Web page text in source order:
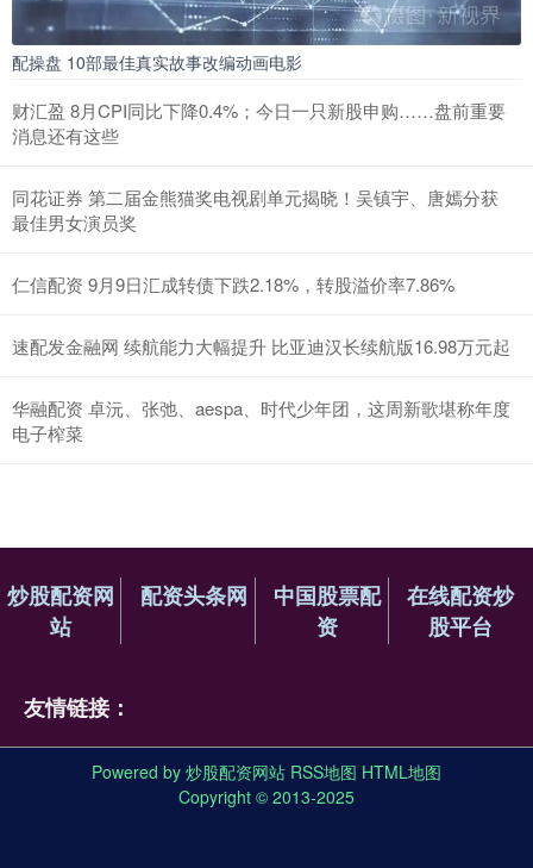
配操盘 10部最佳真实故事改编动画电影
财汇盈 8月CPI同比下降0.4%；今日一只新股申购……盘前重要
消息还有这些
同花证券 第二届金熊猫奖电视剧单元揭晓！吴镇宇、唐嫣分获
最佳男女演员奖
仁信配资 9月9日汇成转债下跌2.18%，转股溢价率7.86%
速配发金融网 续航能力大幅提升 比亚迪汉长续航版16.98万元起
华融配资 卓沅、张弛、aespa、时代少年团，这周新歌堪称年度
电子榨菜
炒股配资网
站
配资头条网
中国股票配
资
在线配资炒
股平台
友情链接：
Powered by 炒股配资网站 RSS地图 HTML地图
Copyright © 2013-2025